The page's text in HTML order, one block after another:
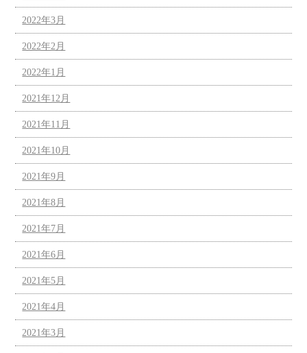
2022年3月
2022年2月
2022年1月
2021年12月
2021年11月
2021年10月
2021年9月
2021年8月
2021年7月
2021年6月
2021年5月
2021年4月
2021年3月